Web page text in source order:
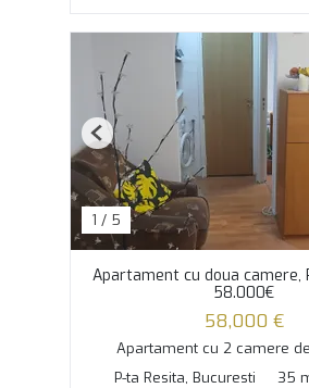
1 / 5
Previous
Apartament cu doua camere,
58.000€
58,000 €
Apartament cu 2 camere
P-ta Resita, Bucuresti
35